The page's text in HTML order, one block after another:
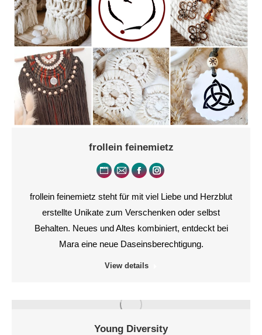
frollein feinemietz
frollein feinemietz steht für mit viel Liebe und Herzblut
erstellte Unikate zum Verschenken oder selbst
Behalten. Neues und Altes kombiniert, entdeckt bei
Mara eine neue Daseinsberechtigung.
Persönlicher
Blog
E-
mail
FacebookInstagram
View details
Young Diversity